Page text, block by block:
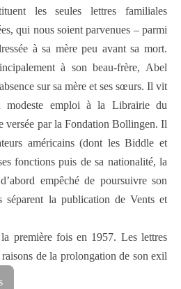
les seules lettres familiales
qui nous soient parvenues – parmi
à sa mère peu avant sa mort.
à son beau-frère, Abel
sur sa mère et ses sœurs. Il vit
modeste emploi à la Librairie du
versée par la Fondation Bollingen. Il
américains (dont les Biddle et
fonctions puis de sa nationalité, la
empêché de poursuivre son
séparent la publication de Vents et
première fois en 1957. Les lettres
de la prolongation de son exil